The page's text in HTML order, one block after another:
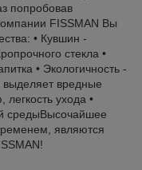
попробовав
FISSMAN Вы
• Кувшин -
стекла •
• Экологичность -
выделяет вредные
легкость ухода •
средыВысочайшее
являются